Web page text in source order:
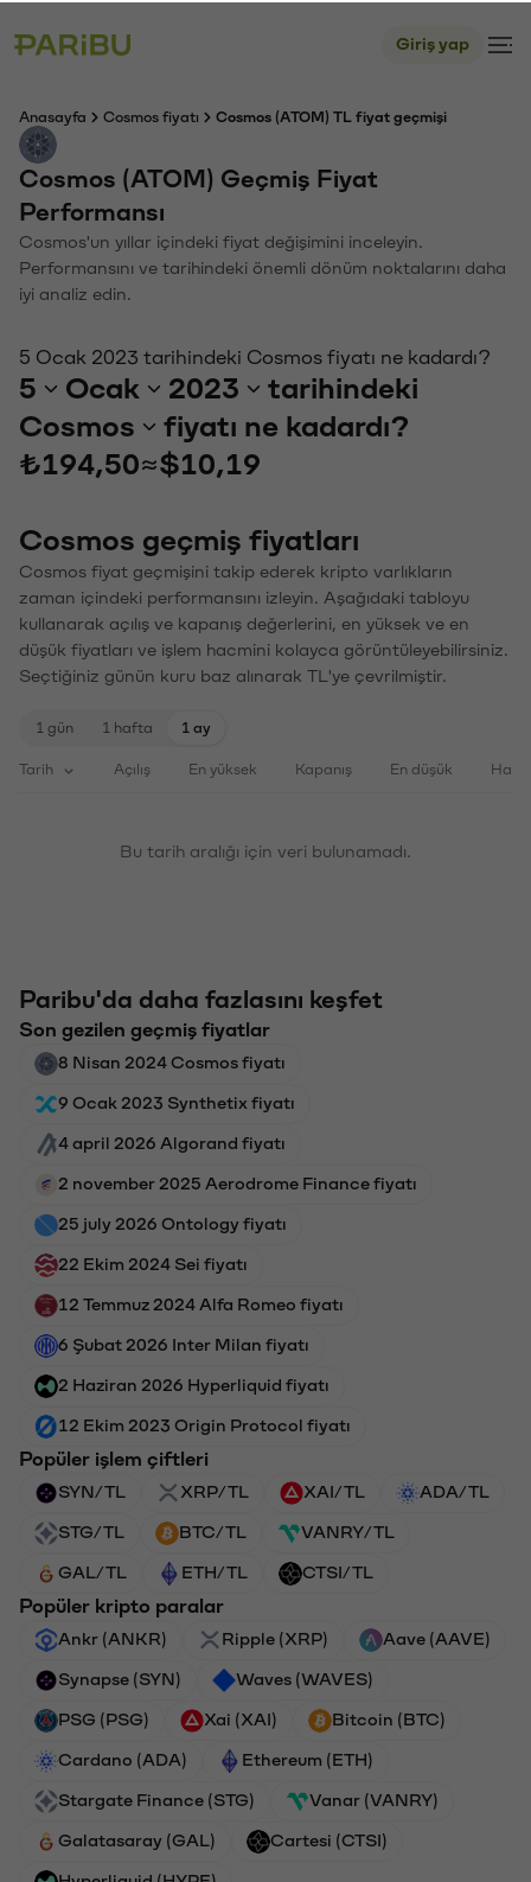
Giriş yap
Anasayfa Cosmos fiyatı Cosmos (ATOM) TL fiyat geçmişi
Cosmos (ATOM) Geçmiş Fiyat
Performansı
Cosmos'un yıllar içindeki fiyat değişimini inceleyin.
Performansını ve tarihindeki önemli dönüm noktalarını daha
iyi analiz edin.
5 Ocak 2023 tarihindeki Cosmos fiyatı ne kadardı?
5 Ocak 2023
tarihindeki
Cosmos
fiyatı ne kadardı?
₺194,50≈$10,19
Cosmos geçmiş fiyatları
Cosmos fiyat geçmişini takip ederek kripto varlıkların
zaman içindeki performansını izleyin. Aşağıdaki tabloyu
kullanarak açılış ve kapanış değerlerini, en yüksek ve en
düşük fiyatları ve işlem hacmini kolayca görüntüleyebilirsiniz.
Seçtiğiniz günün kuru baz alınarak TL'ye çevrilmiştir.
1 gün 1 hafta 1 ay
Tarih Açılış En yüksek Kapanış En düşük
Bu tarih aralığı için veri bulunamadı.
Paribu'da daha fazlasını keşfet
Son gezilen geçmiş fiyatlar
8 Nisan 2024 Cosmos fiyatı
9 Ocak 2023 Synthetix fiyatı
4 april 2026 Algorand fiyatı
2 november 2025 Aerodrome Finance fiyatı
25 july 2026 Ontology fiyatı
22 Ekim 2024 Sei fiyatı
12 Temmuz 2024 Alfa Romeo fiyatı
6 Şubat 2026 Inter Milan fiyatı
2 Haziran 2026 Hyperliquid fiyatı
12 Ekim 2023 Origin Protocol fiyatı
Popüler işlem çiftleri
SYN/TL XRP/TL XAI/TL ADA/TL
STG/TL BTC/TL VANRY/TL
GAL/TL ETH/TL CTSI/TL
Popüler kripto paralar
Ankr (ANKR) Ripple (XRP) Aave (AAVE)
Synapse (SYN) Waves (WAVES)
PSG (PSG) Xai (XAI) Bitcoin (BTC)
Cardano (ADA) Ethereum (ETH)
Stargate Finance (STG) Vanar (VANRY)
Galatasaray (GAL) Cartesi (CTSI)